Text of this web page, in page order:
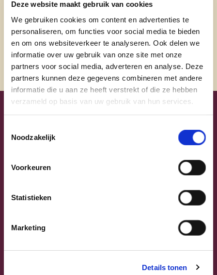
Deze website maakt gebruik van cookies
We gebruiken cookies om content en advertenties te
personaliseren, om functies voor social media te bieden
en om ons websiteverkeer te analyseren. Ook delen we
informatie over uw gebruik van onze site met onze
partners voor social media, adverteren en analyse. Deze
partners kunnen deze gegevens combineren met andere
informatie die u aan ze heeft verstrekt of die ze hebben
verzameld op basis van uw gebruik van hun services.
Noodzakelijk
Voorkeuren
Statistieken
Marketing
Details tonen
Instagram